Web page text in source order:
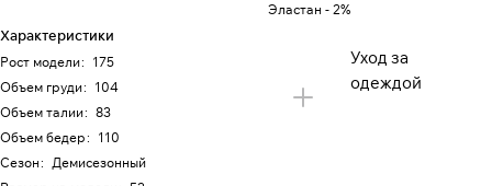
Характеристики
Рост модели: 175
Объем груди: 104
Объем талии: 83
Объем бедер: 110
Сезон: Демисезонный
Эластан - 2%
Уход за
одеждой